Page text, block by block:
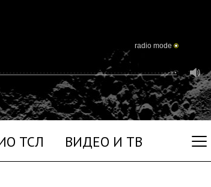
ТСЛ ВИДЕО И ТВ
radio mode